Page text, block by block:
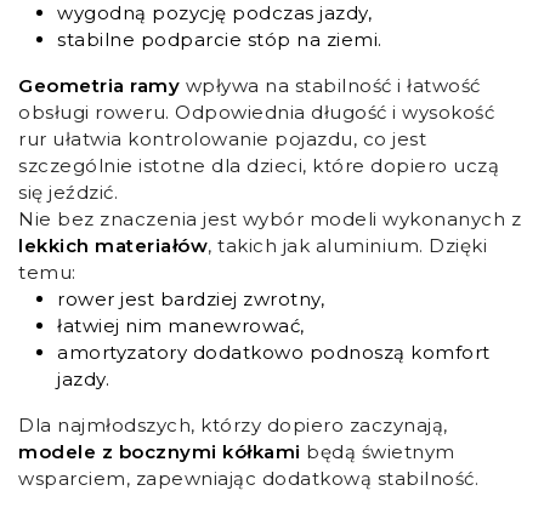
wygodną pozycję podczas jazdy,
stabilne podparcie stóp na ziemi.
Geometria ramy wpływa na stabilność i łatwość
obsługi roweru. Odpowiednia długość i wysokość
rur ułatwia kontrolowanie pojazdu, co jest
szczególnie istotne dla dzieci, które dopiero uczą
się jeździć.
Nie bez znaczenia jest wybór modeli wykonanych z
lekkich materiałów, takich jak aluminium. Dzięki
temu:
rower jest bardziej zwrotny,
łatwiej nim manewrować,
amortyzatory dodatkowo podnoszą komfort
jazdy.
Dla najmłodszych, którzy dopiero zaczynają,
modele z bocznymi kółkami będą świetnym
wsparciem, zapewniając dodatkową stabilność.